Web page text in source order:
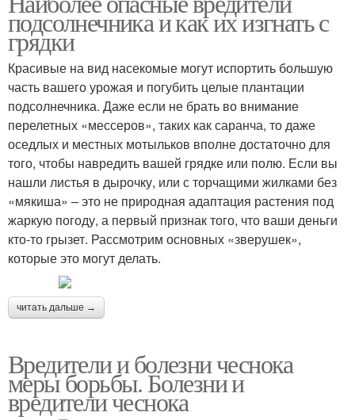
подсолнечника и как их изгнать с
грядки
Красивые на вид насекомые могут испортить большую
часть вашего урожая и погубить целые плантации
подсолнечника. Даже если не брать во внимание
перелетных «мессеров», таких как саранча, то даже
оседлых и местных мотыльков вполне достаточно для
того, чтобы навредить вашей грядке или полю. Если вы
нашли листья в дырочку, или с торчащими жилками без
«мякиша» – это не природная адаптация растения под
жаркую погоду, а первый признак того, что ваши деньги
кто-то грызет. Рассмотрим основных «зверушек»,
которые это могут делать.
читать дальше →
Вредители и болезни чеснока
меры борьбы. Болезни и
вредители чеснока